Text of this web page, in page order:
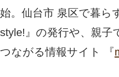
始。仙台市 泉区で暮ら
style!』の発行や、親
つながる情報サイト 『